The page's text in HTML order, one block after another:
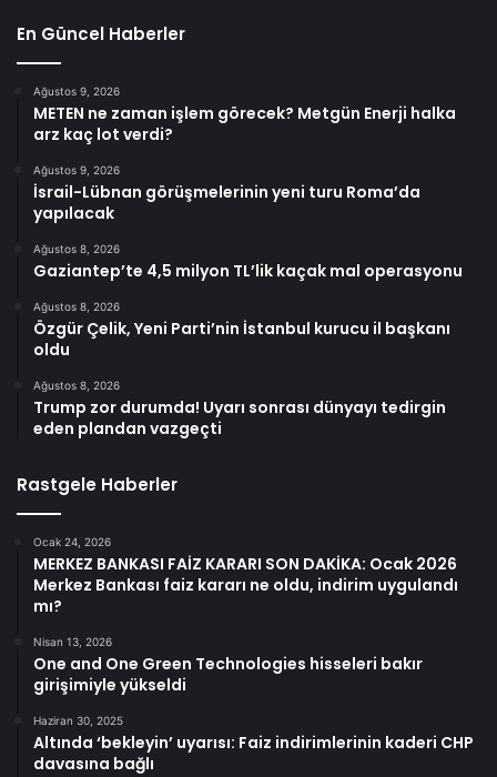
En Güncel Haberler
Ağustos 9, 2026
METEN ne zaman işlem görecek? Metgün Enerji halka
arz kaç lot verdi?
Ağustos 9, 2026
İsrail-Lübnan görüşmelerinin yeni turu Roma’da
yapılacak
Ağustos 8, 2026
Gaziantep’te 4,5 milyon TL’lik kaçak mal operasyonu
Ağustos 8, 2026
Özgür Çelik, Yeni Parti’nin İstanbul kurucu il başkanı
oldu
Ağustos 8, 2026
Trump zor durumda! Uyarı sonrası dünyayı tedirgin
eden plandan vazgeçti
Rastgele Haberler
Ocak 24, 2026
MERKEZ BANKASI FAİZ KARARI SON DAKİKA: Ocak 2026
Merkez Bankası faiz kararı ne oldu, indirim uygulandı
mı?
Nisan 13, 2026
One and One Green Technologies hisseleri bakır
girişimiyle yükseldi
Haziran 30, 2025
Altında ‘bekleyin’ uyarısı: Faiz indirimlerinin kaderi CHP
davasına bağlı